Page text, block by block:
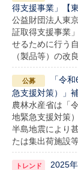
得支援事業」【東
公益財団法人東
証取得支援事業
せるために行う
（製品等）の改
「令
急支援対策）」
農林水産省は「
地緊急支援対策
半島地震により
たは集出荷施設
2025